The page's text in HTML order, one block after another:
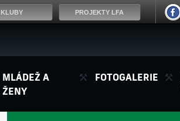
MLÁDEŽ A
ŽENY
FOTOGALERIE
KLUBY PROJEKTY LFA